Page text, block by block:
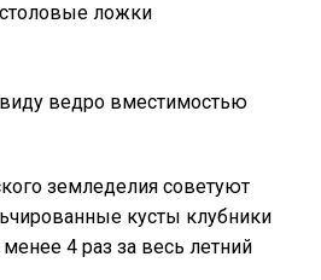
ложки
ведро вместимостью
земледелия советуют
кусты клубники
4 раз за весь летний